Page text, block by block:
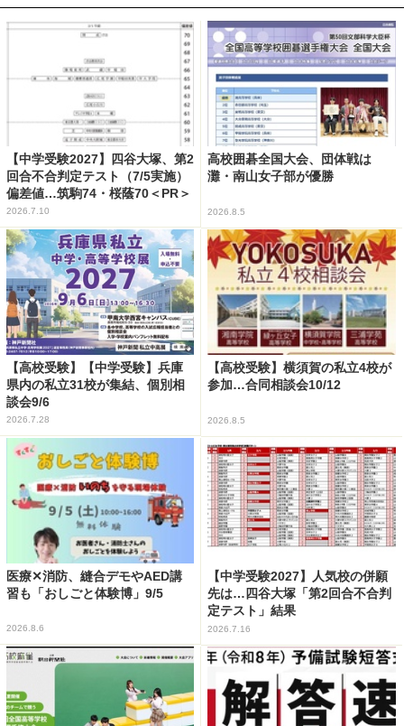
【中学受験2027】四谷大塚、第2
回合不合判定テスト（7/5実施）
偏差値…筑駒74・桜蔭70＜PR＞
2026.7.10
高校囲碁全国大会、団体戦は
灘・南山女子部が優勝
2026.8.5
【高校受験】【中学受験】兵庫
県内の私立31校が集結、個別相
談会9/6
2026.7.28
【高校受験】横須賀の私立4校が
参加…合同相談会10/12
2026.8.5
医療✕消防、縫合デモやAED講
習も「おしごと体験博」9/5
2026.8.6
【中学受験2027】人気校の併願
先は…四谷大塚「第2回合不合判
定テスト」結果
2026.7.16